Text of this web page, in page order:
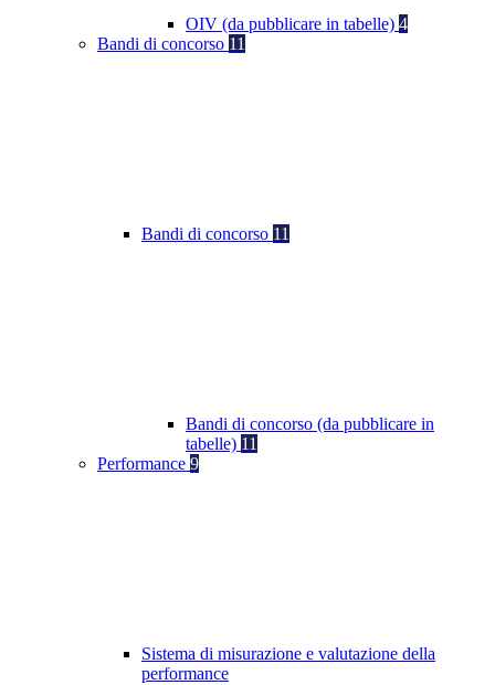
OIV (da pubblicare in tabelle) 4
Bandi di concorso 11
Bandi di concorso 11
Bandi di concorso (da pubblicare in
tabelle) 11
Performance 9
Sistema di misurazione e valutazione della
performance